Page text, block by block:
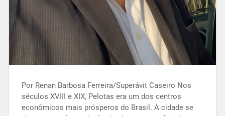
Por Renan Barbosa Ferreira/Superávit Caseiro Nos
séculos XVIII e XIX, Pelotas era um dos centros
econômicos mais prósperos do Brasil. A cidade se